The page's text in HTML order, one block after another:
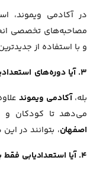
در آکادمی ویموند،
مصاحبه‌های تخصصی
و با استفاده از
3. آیا دوره‌های استعدادیابی ویموند به صورت آنلاین برگزار می‌شود؟
بله،آکادمی ویموند
می‌دهد تا کودکان و
اصفهان، بتوانند در
4. آیا استعدادیابی فقط برای کودکان 8 تا 12 سال مناسب است؟